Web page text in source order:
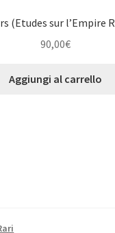
(Etudes sur l’Empire
90,00€
Aggiungi al carrello